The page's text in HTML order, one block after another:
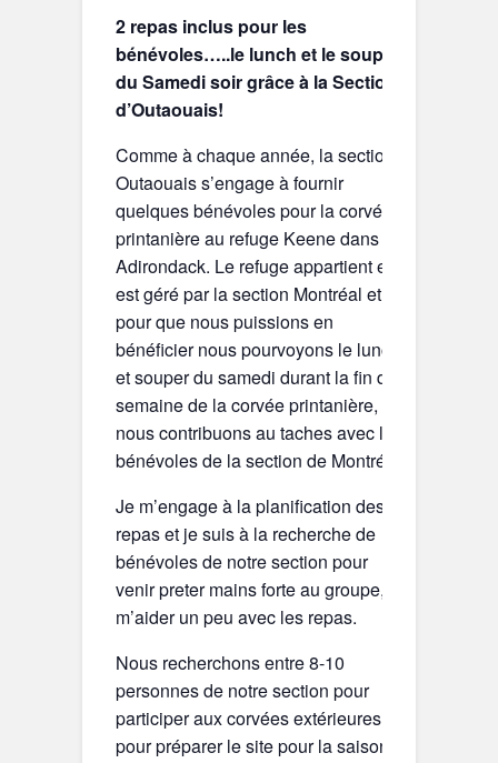
2 repas inclus pour les
bénévoles…..le lunch et le souper
du Samedi soir grâce à la Section
d’Outaouais!
Comme à chaque année, la section
Outaouais s’engage à fournir
quelques bénévoles pour la corvée
printanière au refuge Keene dans les
Adirondack. Le refuge appartient et
est géré par la section Montréal et
pour que nous puissions en
bénéficier nous pourvoyons le lunch
et souper du samedi durant la fin de
semaine de la corvée printanière, et
nous contribuons au taches avec les
bénévoles de la section de Montréal.
Je m’engage à la planification des
repas et je suis à la recherche de
bénévoles de notre section pour
venir preter mains forte au groupe, et
m’aider un peu avec les repas.
Nous recherchons entre 8-10
personnes de notre section pour
participer aux corvées extérieures
pour préparer le site pour la saison